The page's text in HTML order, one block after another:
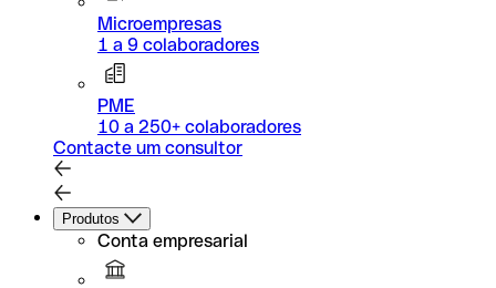
Microempresas
1 a 9 colaboradores
PME
10 a 250+ colaboradores
Contacte um consultor
Produtos
Conta empresarial